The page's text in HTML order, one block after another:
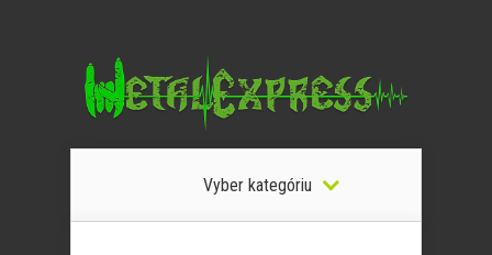
Vyber kategóriu